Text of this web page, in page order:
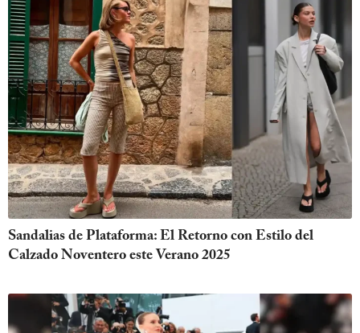
Sandalias de Plataforma: El Retorno con Estilo del
Calzado Noventero este Verano 2025